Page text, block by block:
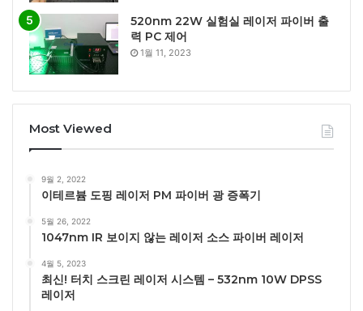
520nm 22W 실험실 레이저 파이버 출
력 PC 제어
1월 11, 2023
Most Viewed
9월 2, 2022
이테르븀 도핑 레이저 PM 파이버 광 증폭기
5월 26, 2022
1047nm IR 보이지 않는 레이저 소스 파이버 레이저
4월 5, 2023
최신! 터치 스크린 레이저 시스템 – 532nm 10W DPSS
레이저